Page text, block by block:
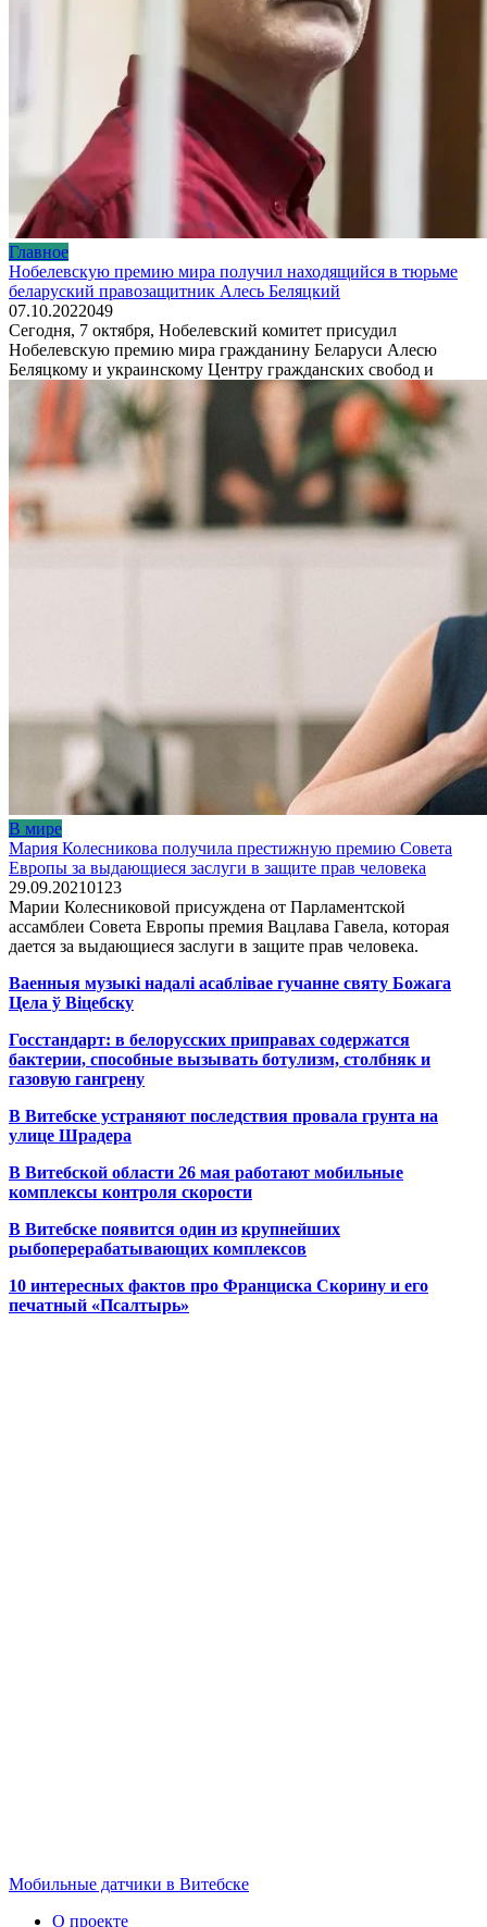
Главное
Нобелевскую премию мира получил находящийся в тюрьме
беларуский правозащитник Алесь Беляцкий
07.10.2022049
Сегодня, 7 октября, Нобелевский комитет присудил
Нобелевскую премию мира гражданину Беларуси Алесю
Беляцкому и украинскому Центру гражданских свобод и
В мире
Мария Колесникова получила престижную премию Совета
Европы за выдающиеся заслуги в защите прав человека
29.09.20210123
Марии Колесниковой присуждена от Парламентской
ассамблеи Совета Европы премия Вацлава Гавела, которая
дается за выдающиеся заслуги в защите прав человека.
Ваенныя музыкі надалі асаблівае гучанне святу Божага
Цела ў Віцебску
Госстандарт: в белорусских приправах содержатся
бактерии, способные вызывать ботулизм, столбняк и
газовую гангрену
В Витебске устраняют последствия провала грунта на
улице Шрадера
В Витебской области 26 мая работают мобильные
комплексы контроля скорости
В Витебске появится один из крупнейших
рыбоперерабатывающих комплексов
10 интересных фактов про Франциска Скорину и его
печатный «Псалтырь»
Мобильные датчики в Витебске
О проекте